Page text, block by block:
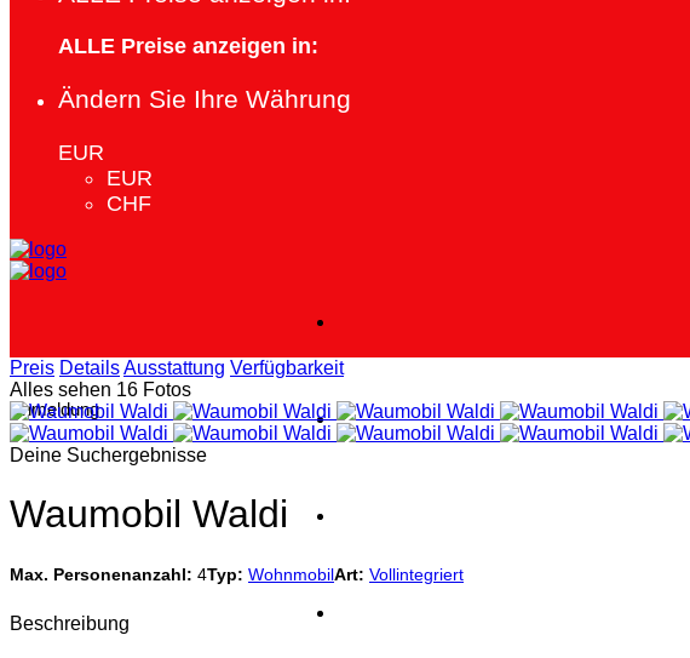
ALLE Preise anzeigen in:
Ändern Sie Ihre Währung
EUR
EUR
CHF
Anmeldung
Preis DetailsAusstattung Verfügbarkeit
Alles sehen 16 Fotos
Deine Suchergebnisse
Waumobil Waldi
Max. Personenanzahl: 4Typ: WohnmobilArt: Vollintegriert
Beschreibung